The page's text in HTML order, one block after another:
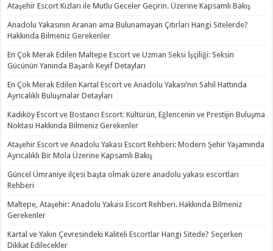
Ataşehir Escort Kızları ile Mutlu Geceler Geçirin. Üzerine Kapsamlı Bakış
Anadolu Yakasının Aranan ama Bulunamayan Çıtırları Hangi Sitelerde?
Hakkında Bilmeniz Gerekenler
En Çok Merak Edilen Maltepe Escort ve Uzman Seksi İşçiliği: Seksin
Gücünün Yanında Başarılı Keyif Detayları
En Çok Merak Edilen Kartal Escort ve Anadolu Yakası’nın Sahil Hattında
Ayrıcalıklı Buluşmalar Detayları
Kadıköy Escort ve Bostancı Escort: Kültürün, Eğlencenin ve Prestijin Buluşma
Noktası Hakkında Bilmeniz Gerekenler
Ataşehir Escort ve Anadolu Yakası Escort Rehberi: Modern Şehir Yaşamında
Ayrıcalıklı Bir Mola Üzerine Kapsamlı Bakış
Güncel Ümraniye ilçesi başta olmak üzere anadolu yakası escortları
Rehberi
Maltepe, Ataşehir: Anadolu Yakası Escort Rehberi. Hakkında Bilmeniz
Gerekenler
Kartal ve Yakın Çevresindeki Kaliteli Escortlar Hangi Sitede? Seçerken
Dikkat Edilecekler